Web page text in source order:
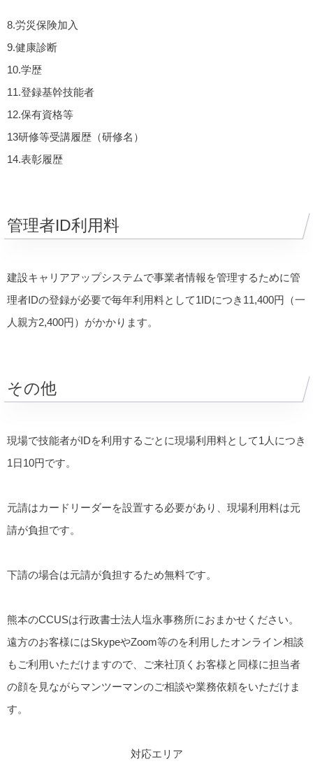
8.労災保険加入
9.健康診断
10.学歴
11.登録基幹技能者
12.保有資格等
13研修等受講履歴（研修名）
14.表彰履歴
管理者ID利用料
建設キャリアアップシステムで事業者情報を管理するために管
理者IDの登録が必要で毎年利用料として1IDにつき11,400円（一
人親方2,400円）がかかります。
その他
現場で技能者がIDを利用するごとに現場利用料として1人につき
1日10円です。
元請はカードリーダーを設置する必要があり、現場利用料は元
請が負担です。
下請の場合は元請が負担するため無料です。
熊本のCCUSは行政書士法人塩永事務所におまかせください。
遠方のお客様にはSkypeやZoom等のを利用したオンライン相談
もご利用いただけますので、ご来社頂くお客様と同様に担当者
の顔を見ながらマンツーマンのご相談や業務依頼をいただけま
す。
対応エリア